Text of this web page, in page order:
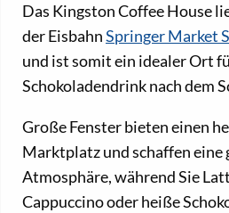
Das Kingston Coffee House
der EisbahnSpringer Market
und ist somit ein idealer Ort
Schokoladendrink nach dem
Große Fenster bieten einen
Marktplatz und schaffen eine
Atmosphäre, während Sie
Cappuccino oder heiße